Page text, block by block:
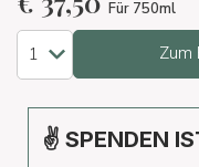
Für 750ml
Zum
✌ SPENDEN